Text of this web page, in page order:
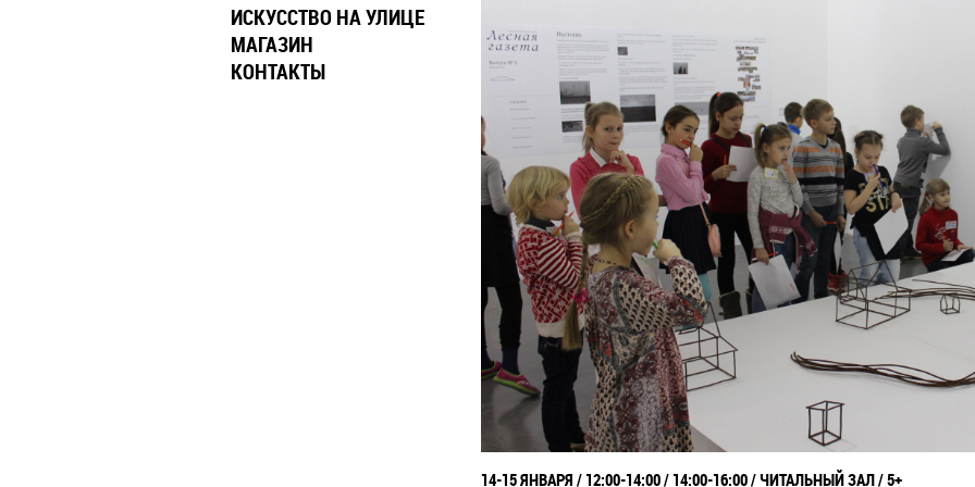
14-15 ЯНВАРЯ / 12:00-14:00 / 14:00-16:00 / ЧИТАЛЬНЫЙ ЗАЛ / 5+
ИСКУССТВО НА УЛИЦЕ
МАГАЗИН
КОНТАКТЫ